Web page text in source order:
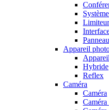
Appareil
Hybride
Reflex
Caméra
Caméra